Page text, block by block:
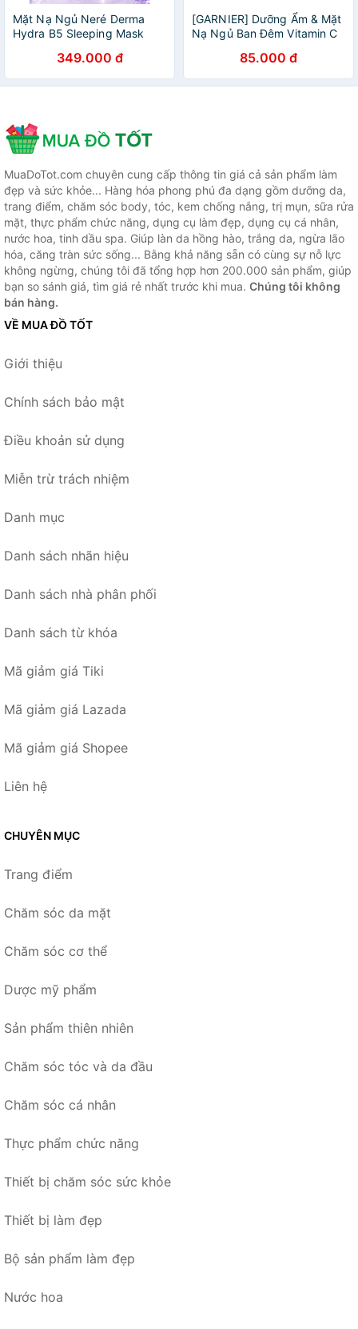
Mặt Nạ Ngủ Neré Derma
Hydra B5 Sleeping Mask
chuyên sâu, Làm dịu da,
Dưỡng sáng da
349.000 đ
[GARNIER] Dưỡng Ẩm & Mặt
Nạ Ngủ Ban Đêm Vitamin C
Thâm Bright Complete
Sleeping Mask 50/18ml
85.000 đ
MuaDoTot.com chuyên cung cấp thông tin giá cả sản phẩm làm
đẹp và sức khỏe... Hàng hóa phong phú đa dạng gồm dưỡng da,
trang điểm, chăm sóc body, tóc, kem chống nắng, trị mụn, sữa rửa
mặt, thực phẩm chức năng, dụng cụ làm đẹp, dụng cụ cá nhân,
nước hoa, tinh dầu spa. Giúp làn da hồng hào, trắng da, ngừa lão
hóa, căng tràn sức sống... Bằng khả năng sẵn có cùng sự nỗ lực
không ngừng, chúng tôi đã tổng hợp hơn 200.000 sản phẩm, giúp
bạn so sánh giá, tìm giá rẻ nhất trước khi mua. Chúng tôi không
bán hàng.
VỀ MUA ĐỒ TỐT
Giới thiệu
Chính sách bảo mật
Điều khoản sử dụng
Miễn trừ trách nhiệm
Danh mục
Danh sách nhãn hiệu
Danh sách nhà phân phối
Danh sách từ khóa
Mã giảm giá Tiki
Mã giảm giá Lazada
Mã giảm giá Shopee
Liên hệ
CHUYÊN MỤC
Trang điểm
Chăm sóc da mặt
Chăm sóc cơ thể
Dược mỹ phẩm
Sản phẩm thiên nhiên
Chăm sóc tóc và da đầu
Chăm sóc cá nhân
Thực phẩm chức năng
Thiết bị chăm sóc sức khỏe
Thiết bị làm đẹp
Bộ sản phẩm làm đẹp
Nước hoa